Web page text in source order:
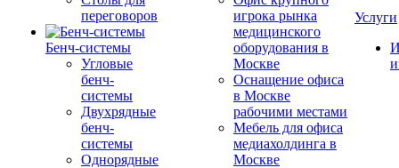
переговоров
Бенч-системы
Угловые
бенч-
системы
Двухрядные
бенч-
системы
Однорядные
игрока рынка
медицинского
оборудования в
Москве
Оснащение офиса
в Москве
рабочими местами
Мебель для офиса
медиахолдинга в
Москве
Услуги